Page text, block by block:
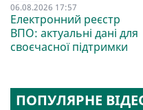
06.08.2026 17:57
Електронний реєстр
ВПО: актуальні дані для
своєчасної підтримки
ПОПУЛЯРНЕ